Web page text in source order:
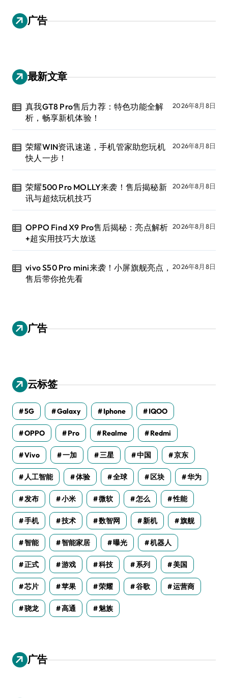
广告
最新文章
真我GT8 Pro售后力荐：特色功能全解
析，畅享新机体验！
2026年8月8日
荣耀WIN资讯速递，手机管家助您玩机
快人一步！
2026年8月8日
荣耀500 Pro MOLLY来袭！售后揭秘新
讯与超炫玩机技巧
2026年8月8日
OPPO Find X9 Pro售后揭秘：亮点解析
+超实用技巧大放送
2026年8月8日
vivo S50 Pro mini来袭！小屏旗舰亮点，
售后带你抢先看
2026年8月8日
广告
云标签
5G Galaxy Iphone IQOO
OPPO Pro Realme Redmi
Vivo 一加 三星 中国 京东
人工智能 体验 全球 区块 华为
发布 小米 微软 怎么 性能
手机 技术 数智网 新机 旗舰
智能 智能家居 曝光 机器人
正式 游戏 科技 系列 美国
芯片 苹果 荣耀 谷歌 运营商
骁龙 高通 魅族
广告